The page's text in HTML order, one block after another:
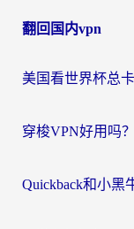
导
翻回国内vpn